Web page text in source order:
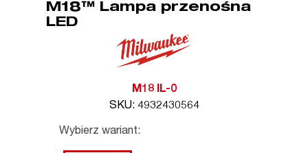
M18™ Lampa przenośna
LED
M18 IL-0
SKU: 4932430564
Wybierz wariant: